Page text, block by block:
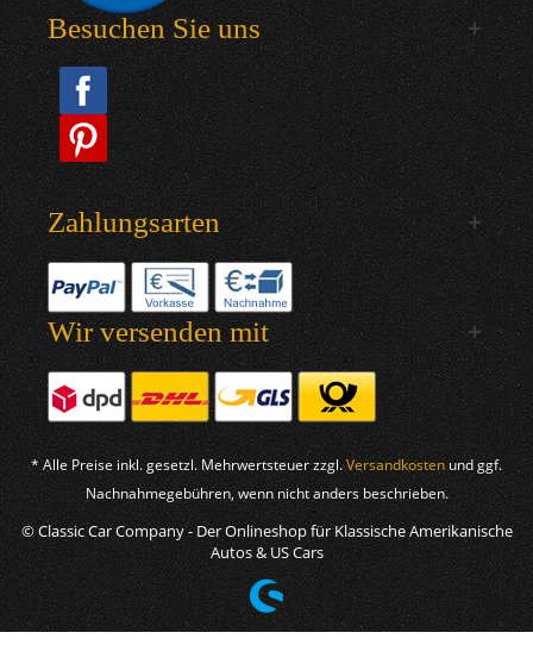
Besuchen Sie uns
Zahlungsarten
Wir versenden mit
* Alle Preise inkl. gesetzl. Mehrwertsteuer zzgl.Versandkosten und ggf.
Nachnahmegebühren, wenn nicht anders beschrieben.
© Classic Car Company - Der Onlineshop für Klassische Amerikanische
Autos & US Cars